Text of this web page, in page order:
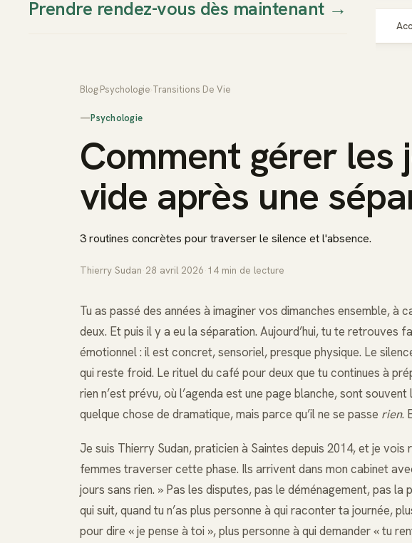
Prendre rendez-vous dès maintenant→
Blog Psychologie Transitions De Vie
—Psychologie
Comment gérer les
vide après une
3 routines concrètes pour traverser le silence et l'absence.
Thierry Sudan 28 avril 2026 14 min de lecture
Tu as passé des années à imaginer vos dimanches ensemble, à
deux. Et puis il y a eu la séparation. Aujourd’hui, tu te retrouves
émotionnel : il est concret, sensoriel, presque physique. Le
qui reste froid. Le rituel du café pour deux que tu continues à
rien n’est prévu, où l’agenda est une page blanche, sont
quelque chose de dramatique, mais parce qu’il ne se passe rien.
Je suis Thierry Sudan, praticien à Saintes depuis 2014, et je
femmes traverser cette phase. Ils arrivent dans mon cabinet
jours sans rien. » Pas les disputes, pas le déménagement, pas la
qui suit, quand tu n’as plus personne à qui raconter ta journée,
pour dire « je pense à toi », plus personne à qui demander « tu